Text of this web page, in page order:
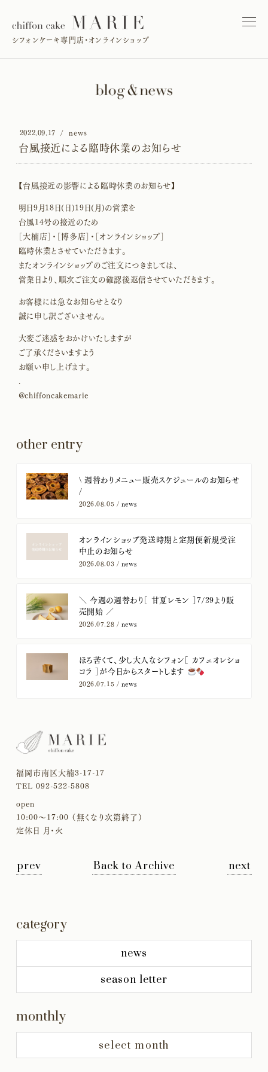
シフォンケーキ専門店・オンラインショップ
2022.09.17 news
台風接近による臨時休業のお知らせ
【台風接近の影響による臨時休業のお知らせ】
明日9月18日(日)19日(月)の営業を
台風14号の接近のため
［大楠店］・［博多店］・［オンラインショップ］
臨時休業とさせていただきます。
またオンラインショップのご注文につきましては、
営業日より、順次ご注文の確認後返信させていただきます。
お客様には急なお知らせとなり
誠に申し訳ございません。
大変ご迷惑をおかけいたしますが
ご了承くださいますよう
お願い申し上げます。
.
@chiffoncakemarie
other entry
​\ 週替わりメニュー販売スケジュールのお知らせ
/
2026.08.05 / news
オンラインショップ発送時期と定期便新規受注
中止のお知らせ
2026.08.03 / news
＼ 今週の週替わり［ 甘夏レモン ］7/29より販
売開始 ／
2026.07.28 / news
ほろ苦くて、少し大人なシフォン［ カフェオレショ
コラ ］が今日からスタートします
2026.07.15 / news
福岡市南区大楠3-17-17
TEL 092-522-5808
open
10:00〜17:00 （無くなり次第終了）
定休日 月・火
prev next
Back to Archive
category
news
season letter
monthly
select month